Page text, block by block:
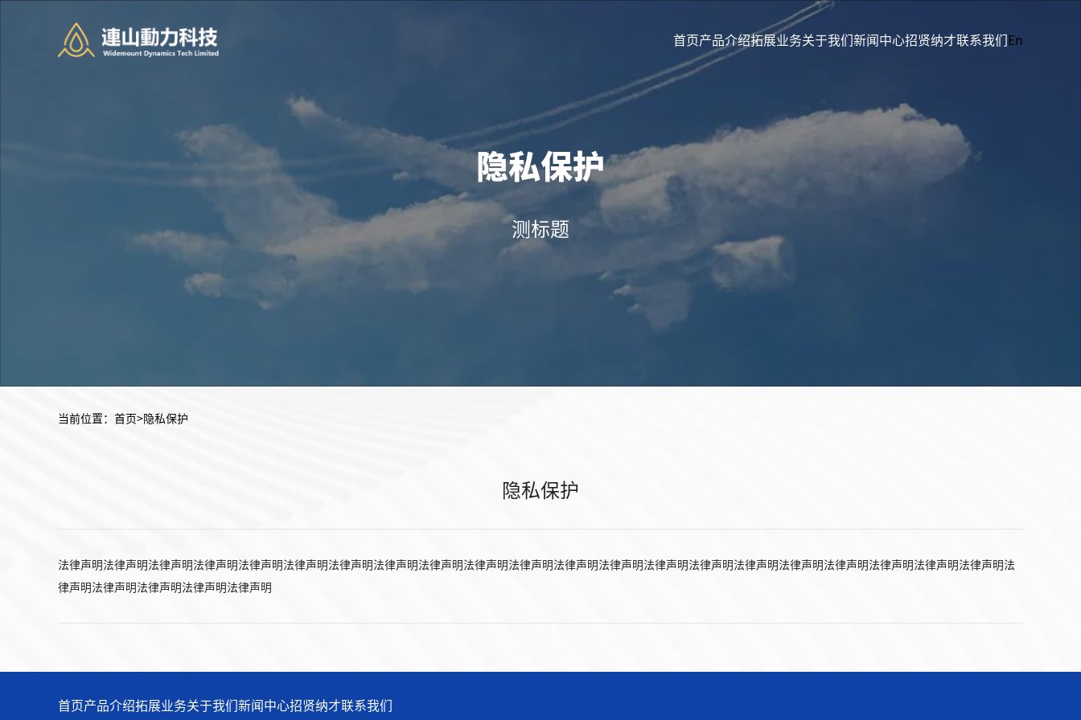
首页产品介绍拓展业务关于我们 新闻中心招贤纳才联系我们 En
隐私保护
测标题
当前位置： 首页>隐私保护
隐私保护
法律声明法律声明法律声明法律声明法律声明法律声明法律声明法律声明法律声明法律声明法律声明法律声明法律声明法律声明法律声明法律声明法律声明法律声明法律声明法律声明法律声明法
律声明法律声明法律声明法律声明法律声明
首页产品介绍拓展业务关于我们 新闻中心招贤纳才联系我们